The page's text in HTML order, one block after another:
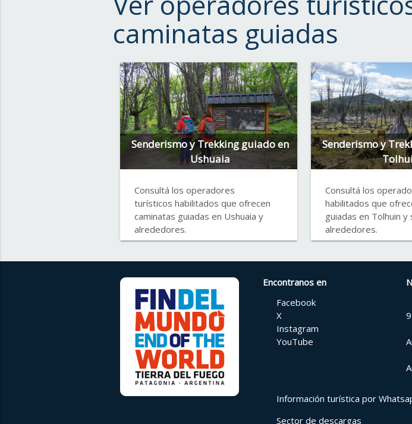
caminatas guiadas
Senderismo y Trekking guiado en
Ushuaia
Consultá los operadores
turísticos habilitados que ofrecen
caminatas guiadas en Ushuaia y
alrededores.
Senderismo y
Consultá los
habilitados que
guiadas en Tolhuin y
alrededores.
Encontranos en
Facebook
X
Instagram
YouTube
Información turística por
Sector de descargas